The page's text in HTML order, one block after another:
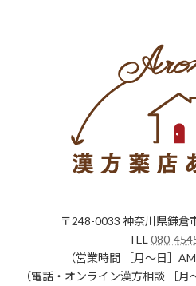
〒248-0033 神奈川県鎌倉
TEL 080-
（営業時間 ［月〜日］
（電話・オンライン漢方相談 ［